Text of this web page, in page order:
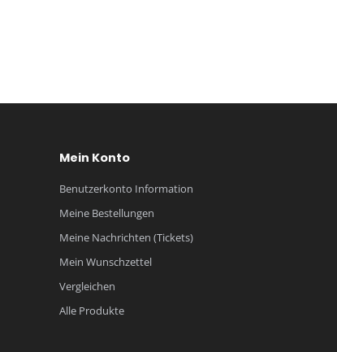
Mein Konto
Benutzerkonto Information
Meine Bestellungen
Meine Nachrichten (Tickets)
Mein Wunschzettel
Vergleichen
Alle Produkte